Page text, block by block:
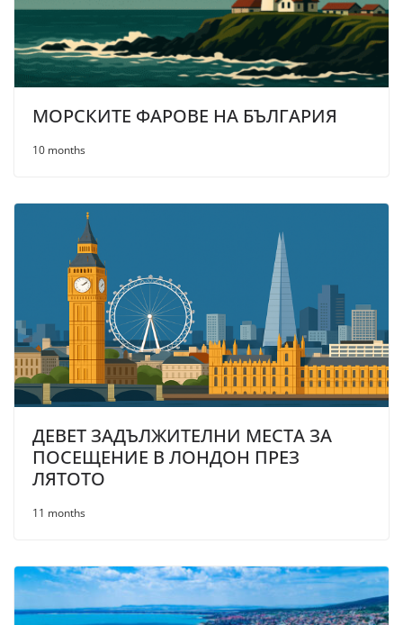
МОРСКИТЕ ФАРОВЕ НА БЪЛГАРИЯ
10 months
ДЕВЕТ ЗАДЪЛЖИТЕЛНИ МЕСТА ЗА
ПОСЕЩЕНИЕ В ЛОНДОН ПРЕЗ
ЛЯТОТО
11 months